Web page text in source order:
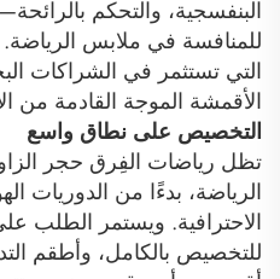
البنفسجية، والتحكم
للمنافسة في ملابس الرياضة.
التي تستثمر في الشراكات
الأقمشة الموجة القادمة من
التخصيص على نطاق واسع
تظل رياضات الفِرق حجر
الرياضة، بدءًا من الدوريات
الاحترافية. ويستمر الطلب
للتخصيص بالكامل، وأطقم